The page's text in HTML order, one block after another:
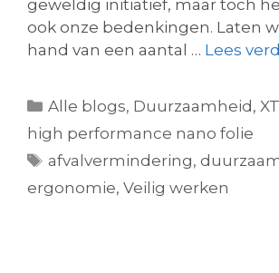
geweldig initiatief, maar toch
ook onze bedenkingen. Laten
hand van een aantal … Lees
Alle blogs, Duurzaamheid ,
high performance nano folie
afvalvermindering,
ergonomie, Veilig werken